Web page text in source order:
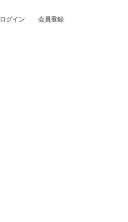
ログイン 会員登録